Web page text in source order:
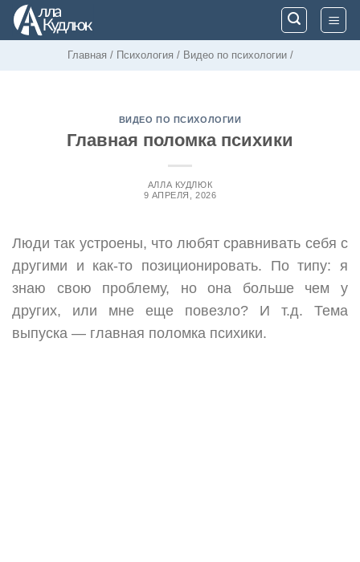
Skip
Главная / Психология / Видео по психологии /
ВИДЕО ПО ПСИХОЛОГИИ
Главная поломка психики
АЛЛА КУДЛЮК
9 АПРЕЛЯ, 2026
Люди так устроены, что любят сравнивать себя с
другими и как-то позиционировать. По типу: я
знаю свою проблему, но она больше чем у
других, или мне еще повезло? И т.д. Тема
выпуска — главная поломка психики.